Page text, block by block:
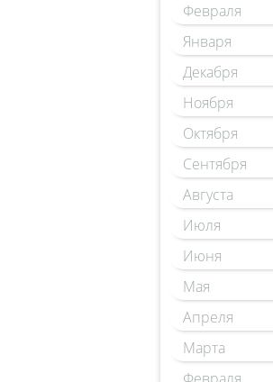
Февраля
Января
Декабря
Ноября
Октября
Сентября
Августа
Июля
Июня
Мая
Апреля
Марта